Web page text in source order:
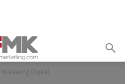
Marketing Digital